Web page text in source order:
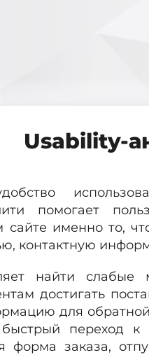
Usability-
помогает
именно то,
контактную
найти слабые
достигать
для
быстрый переход
форма заказа,